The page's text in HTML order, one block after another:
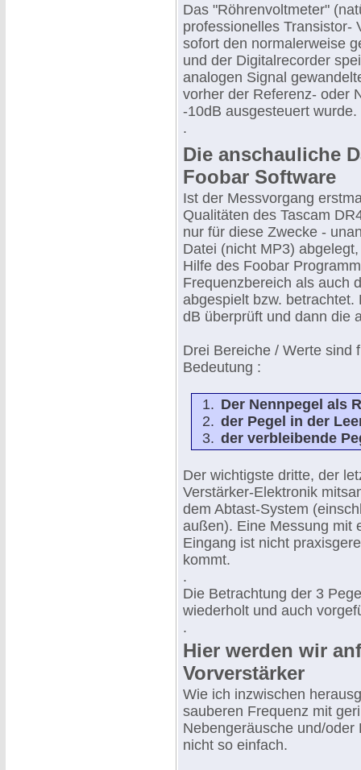
Das "Röhrenvoltmeter"
professionelles Transistor-
sofort den normalerweise
und der Digitalrecorder
analogen Signal
vorher der Referenz- oder
-10dB ausgesteuert wurde.
.
Die anschauliche
Foobar Software
Ist der Messvorgang
Qualitäten des Tascam
nur für diese Zwecke -
Datei (nicht MP3)
Hilfe des Foobar
Frequenzbereich als auch
abgespielt bzw.
dB überprüft und dann die
Drei Bereiche / Werte sind
Bedeutung :
Der Nennpegel als
der Pegel in der
der verbleibende
Der wichtigste dritte, der
Verstärker-Elektronik
dem Abtast-System
außen). Eine Messung mit
Eingang ist nicht
kommt.
.
Die Betrachtung der 3
wiederholt und auch
.
Hier werden wir
Vorverstärker
Wie ich inzwischen
sauberen Frequenz mit
Nebengeräusche und/
nicht so einfach.